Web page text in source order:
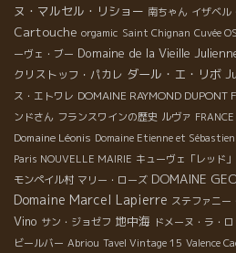
ヌ・マルセル・リショー 南ちゃん イザベル
Cartouche orgamic Saint Chignan Cuvée
ーヴェ・ブー Domaine de la Vieille
クリストッフ・パカレ ダール・エ・リボ
ス・エトワレ DOMAINE RAYMOND DUPONT
ンドさん フランスワインの歴史 ルヴァ
Domaine Léonis Domaine Etienne et
Paris NOUVELLE MAIRIE キューヴェ「レッド」
モンペイル村 マリー・ローズ DOMAINE
Domaine Marcel Lapierre ステファニー
Vino サン・ジョゼフ 地中海 ドメーヌ・ラ・
ビールバー Abriou Tavel Vintage 15 Valence